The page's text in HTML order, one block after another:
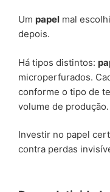
Um papel mal
depois.
Há tipos distintos:
microperfurados.
conforme o tipo de
volume de produção.
Investir no papel
contra perdas